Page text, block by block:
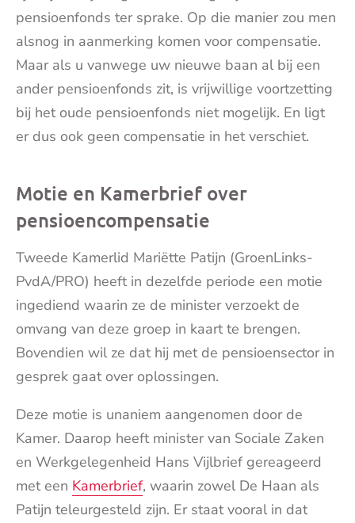
pensioenfonds ter sprake. Op die manier zou men
alsnog in aanmerking komen voor compensatie.
Maar als u vanwege uw nieuwe baan al bij een
ander pensioenfonds zit, is vrijwillige voortzetting
bij het oude pensioenfonds niet mogelijk. En ligt
er dus ook geen compensatie in het verschiet.
Motie en Kamerbrief over
pensioencompensatie
Tweede Kamerlid Mariëtte Patijn (GroenLinks-
PvdA/PRO) heeft in dezelfde periode een motie
ingediend waarin ze de minister verzoekt de
omvang van deze groep in kaart te brengen.
Bovendien wil ze dat hij met de pensioensector in
gesprek gaat over oplossingen.
Deze motie is unaniem aangenomen door de
Kamer. Daarop heeft minister van Sociale Zaken
en Werkgelegenheid Hans Vijlbrief gereageerd
met een Kamerbrief, waarin zowel De Haan als
Patijn teleurgesteld zijn. Er staat vooral in dat